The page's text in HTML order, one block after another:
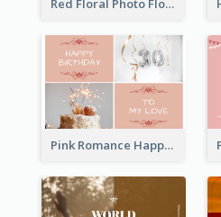
Red Floral Photo Flower Shop Postcard
Pink Romance Happy Birthday Postcard